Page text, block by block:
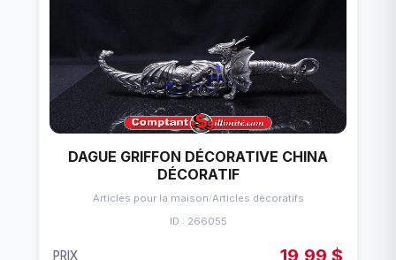
DAGUE GRIFFON DÉCORATIVE CHINA
DÉCORATIF
Articles pour la maison/Articles décoratifs
ID : 266055
PRIX 19,99 $